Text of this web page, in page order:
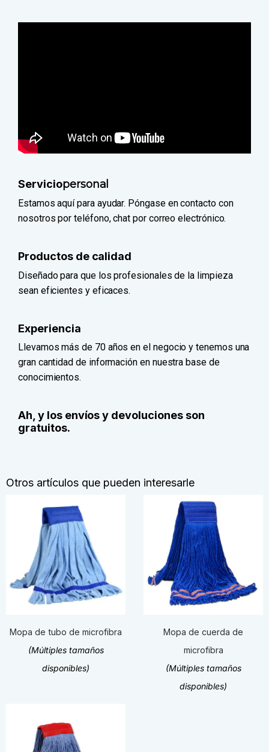
Serviciopersonal
Estamos aquí para ayudar. Póngase en contacto con
nosotros por teléfono, chat por correo electrónico.
Productos de calidad
Diseñado para que los profesionales de la limpieza
sean eficientes y eficaces.
Experiencia
Llevamos más de 70 años en el negocio y tenemos una
gran cantidad de información en nuestra base de
conocimientos.
Ah, y los envíos y devoluciones son
gratuitos.
Otros artículos que pueden interesarle
Mopa de tubo de microfibra
(Múltiples tamaños
disponibles)
Mopa de cuerda de
microfibra
(Múltiples tamaños
disponibles)